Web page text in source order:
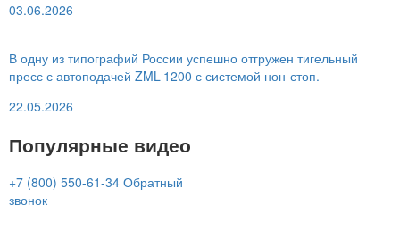
03.06.2026
В одну из типографий России успешно отгружен тигельный
пресс с автоподачей ZML-1200 с системой нон-стоп.
22.05.2026
Популярные видео
+7 (800) 550-61-34 Обратный
звонок